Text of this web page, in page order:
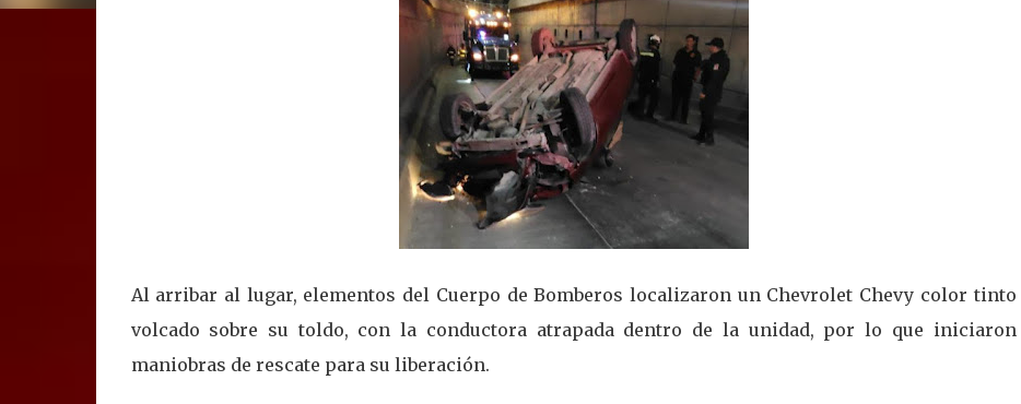
Al arribar al lugar, elementos del Cuerpo de Bomberos localizaron un Chevrolet Chevy color tinto
volcado sobre su toldo, con la conductora atrapada dentro de la unidad, por lo que iniciaron
maniobras de rescate para su liberación.